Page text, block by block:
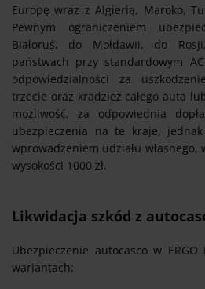
Europę wraz z Algierią, Maroko,
Pewnym ograniczeniem
Białoruś, do Mołdawii, do
państwach przy standardowym
odpowiedzialności za
trzecie oraz kradzież całego auta
możliwość, za odpowiednia
ubezpieczenia na te kraje,
wprowadzeniem udziału
wysokości 1000 zł.
Likwidacja szkód z
Ubezpieczenie autocasco w
wariantach: